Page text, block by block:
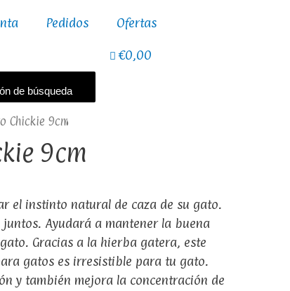
Pedidos Ofertas
de búsqueda
€0,00
Chickie 9cm
9cm
el instinto natural de caza de su gato.
juntos. Ayudará a mantener la buena
Gracias a la hierba gatera, este
gatos es irresistible para tu gato.
y también mejora la concentración de